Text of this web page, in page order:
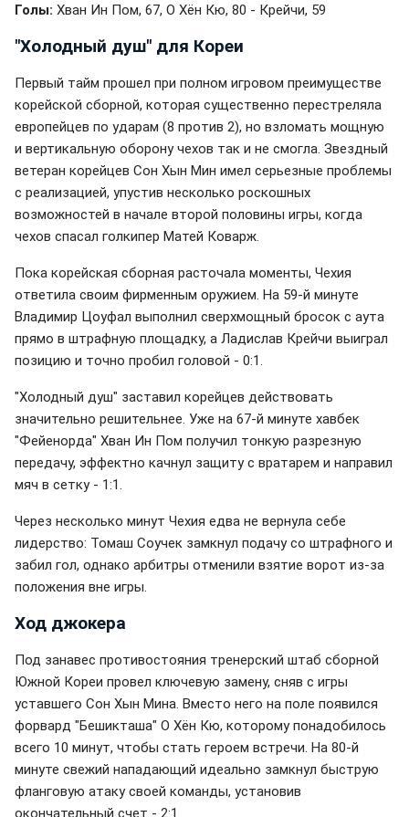
Голы: Хван Ин Пом, 67, О Хён Кю, 80 - Крейчи, 59
"Холодный душ" для Кореи
Первый тайм прошел при полном игровом преимуществе
корейской сборной, которая существенно перестреляла
европейцев по ударам (8 против 2), но взломать мощную
и вертикальную оборону чехов так и не смогла. Звездный
ветеран корейцев Сон Хын Мин имел серьезные проблемы
с реализацией, упустив несколько роскошных
возможностей в начале второй половины игры, когда
чехов спасал голкипер Матей Коварж.
Пока корейская сборная расточала моменты, Чехия
ответила своим фирменным оружием. На 59-й минуте
Владимир Цоуфал выполнил сверхмощный бросок с аута
прямо в штрафную площадку, а Ладислав Крейчи выиграл
позицию и точно пробил головой - 0:1.
"Холодный душ" заставил корейцев действовать
значительно решительнее. Уже на 67-й минуте хавбек
"Фейенорда" Хван Ин Пом получил тонкую разрезную
передачу, эффектно качнул защиту с вратарем и направил
мяч в сетку - 1:1.
Через несколько минут Чехия едва не вернула себе
лидерство: Томаш Соучек замкнул подачу со штрафного и
забил гол, однако арбитры отменили взятие ворот из-за
положения вне игры.
Ход джокера
Под занавес противостояния тренерский штаб сборной
Южной Кореи провел ключевую замену, сняв с игры
уставшего Сон Хын Мина. Вместо него на поле появился
форвард "Бешикташа" О Хён Кю, которому понадобилось
всего 10 минут, чтобы стать героем встречи. На 80-й
минуте свежий нападающий идеально замкнул быструю
фланговую атаку своей команды, установив
окончательный счет - 2:1.